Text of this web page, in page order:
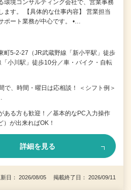
環境コンサルティング会社で、営業事務
ます。 【具体的な仕事内容】 営業担当
ポート業務が中心です。 •…
町5-2-27（JR武蔵野線「新小平駅」徒歩
小川駅」徒歩10分／車・バイク・自転
で、時間・曜日は応相談！ ＜シフト例＞
ある方も歓迎！／基本的なPC入力操作
）が出来ればOK！
詳細を見る
日： 2026/08/05 掲載終了日： 2026/09/11